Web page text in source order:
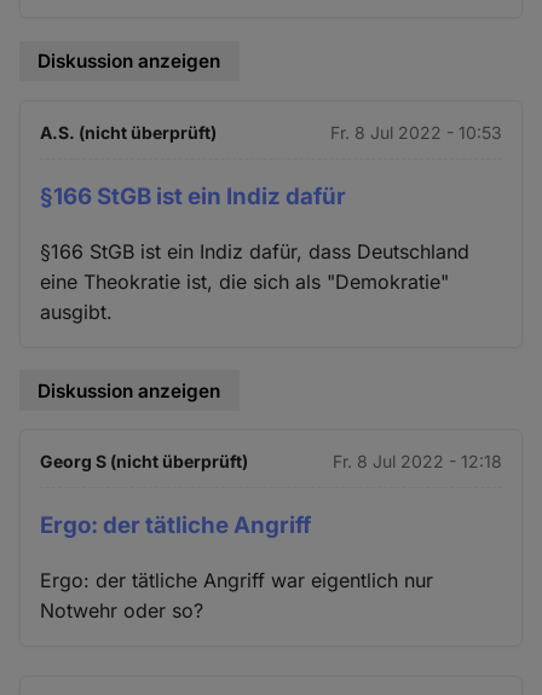
Diskussion anzeigen
A.S. (nicht überprüft) Fr. 8 Jul 2022 - 10:53
§166 StGB ist ein Indiz dafür
§166 StGB ist ein Indiz dafür, dass Deutschland
eine Theokratie ist, die sich als "Demokratie"
ausgibt.
Diskussion anzeigen
Georg S (nicht überprüft) Fr. 8 Jul 2022 - 12:18
Ergo: der tätliche Angriff
Ergo: der tätliche Angriff war eigentlich nur
Notwehr oder so?